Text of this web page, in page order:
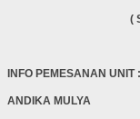
(
INFO PEMESANAN UNIT :
ANDIKA MULYA